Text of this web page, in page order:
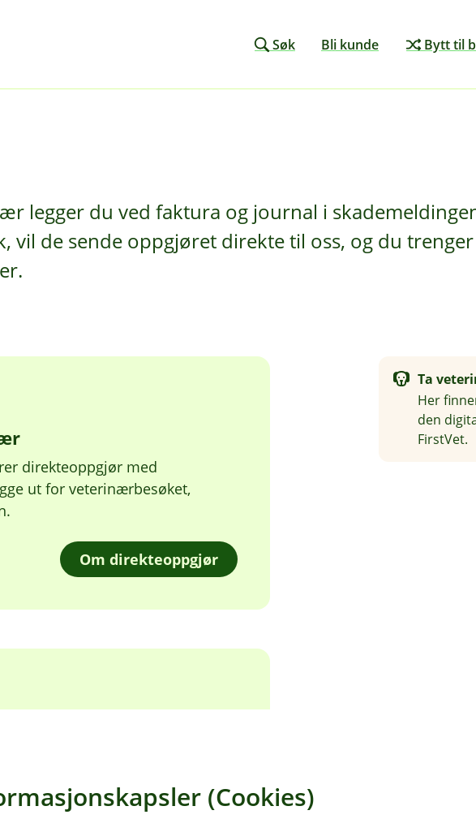
Søk Bli kunde Bytt til
legger du ved faktura og journal i
vil de sende oppgjøret direkte til oss, og du
direkteoppgjør med
ut for veterinærbesøket,
Om direkteoppgjør
sak skal du ettersende
Ta
Her
den
FirstVet.
(Cookies)